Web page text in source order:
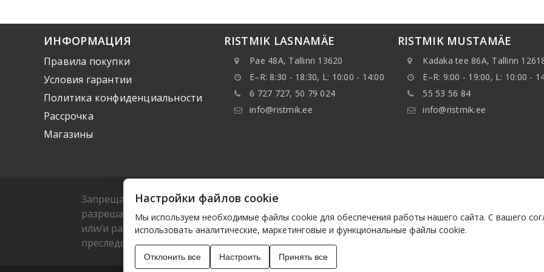
ИНФОРМАЦИЯ
Правила покупки
Условия гарантии
Политика конфиденциальности
Рассрочка
Mагазины
RISTMIK LASNAMÄE
Pae 48A, Tallinn 13620
E–R: 8:30 - 18:30, L: 10:00 - 14:00
6 727 727, 50 79 024
info@ristmik.ee
RISTMIK MUSTAMÄE
Kadaka tee 86A, Tallinn
E–R: 9:00 - 19:00, L: 10:00 -
55 53 56 84
info@ristmik.ee
Запрещается копировать какие-либо данные, указанные на веб-сайте, в особенности,
разрешается копировать или распространять данные или базы данных без предварительного
или/и разрешать такие действия третьим лицам. Такие действия будут расцениваться как
преследоваться согласно действующему законодательству.
Настройки файлов cookie
Мы используем необходимые файлы cookie для обеспечения работы нашего сайта. С вашего
использовать аналитические, маркетинговые и функциональные файлы cookie.
Отклонить все Настроить Принять все